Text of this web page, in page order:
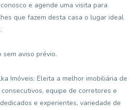
e agende uma visita para
que fazem desta casa o lugar ideal
aviso prévio.
Imóveis: Eleita a melhor imobiliária de
equipe de corretores e
e experientes, variedade de